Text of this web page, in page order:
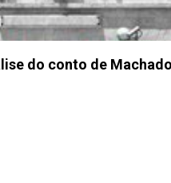
do conto de